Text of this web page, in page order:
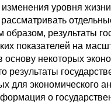
уровня
результаты
показателей на
некоторых
результаты
для экономического
о